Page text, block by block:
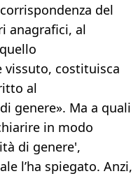
del
anagrafici, al
costituisca
al
genere». Ma a quali
in modo
di genere',
l’ha spiegato. Anzi,